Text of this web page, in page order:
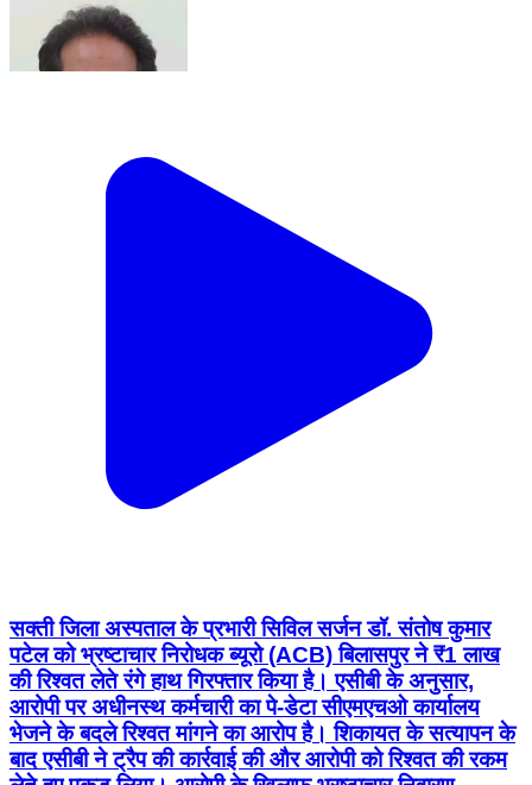
सक्ती जिला अस्पताल के प्रभारी सिविल सर्जन डॉ. संतोष कुमार
पटेल को भ्रष्टाचार निरोधक ब्यूरो (ACB) बिलासपुर ने ₹1 लाख
की रिश्वत लेते रंगे हाथ गिरफ्तार किया है। एसीबी के अनुसार,
आरोपी पर अधीनस्थ कर्मचारी का पे-डेटा सीएमएचओ कार्यालय
भेजने के बदले रिश्वत मांगने का आरोप है। शिकायत के सत्यापन के
बाद एसीबी ने ट्रैप की कार्रवाई की और आरोपी को रिश्वत की रकम